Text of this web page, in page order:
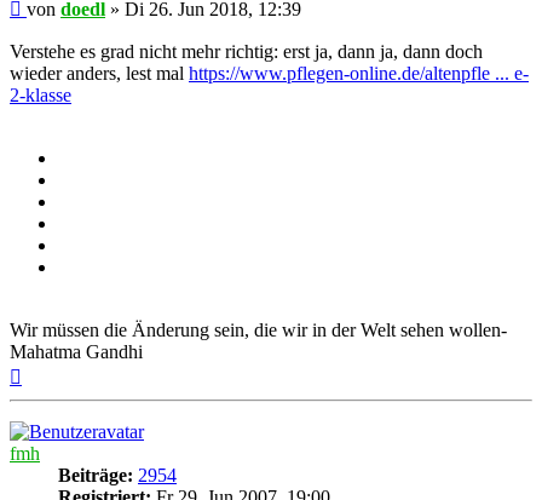
Beitrag
von doedl » Di 26. Jun 2018, 12:39
Verstehe es grad nicht mehr richtig: erst ja, dann ja, dann doch
wieder anders, lest mal https://www.pflegen-online.de/altenpfle ... e-
2-klasse
Wir müssen die Änderung sein, die wir in der Welt sehen wollen-
Mahatma Gandhi
fmh
Beiträge: 2954